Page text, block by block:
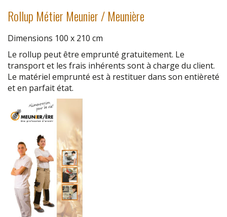
Rollup Métier Meunier / Meunière
Dimensions 100 x 210 cm
Le rollup peut être emprunté gratuitement. Le
transport et les frais inhérents sont à charge du client.
Le matériel emprunté est à restituer dans son entièreté
et en parfait état.